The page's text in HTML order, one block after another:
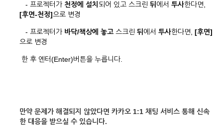
- 프로젝터가 천정에 설치 되어 있고 스크린 뒤 에서 투사한다면,
[후면-천정]으로 변경
- 프로젝터가 바닥/책상에 놓고 스크린 뒤 에서 투사한다면, [후면]
으로 변경
한 후 엔터(Enter)버튼을 누릅니다.
만약 문제가 해결되지 않았다면 카카오 1:1 채팅 서비스 통해 신속
한 대응을 받으실 수 있습니다.